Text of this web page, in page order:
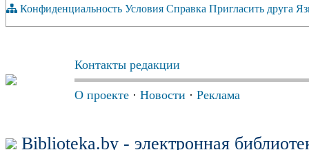
Конфиденциальность Условия Справка Пригласить друга
Контакты редакции
О проекте · Новости · Реклама
Biblioteka.by - электронная